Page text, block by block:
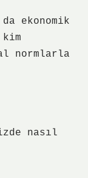
ekonomik
normlarla
nasıl